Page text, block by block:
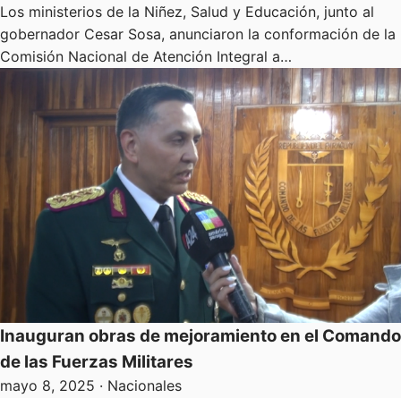
Los ministerios de la Niñez, Salud y Educación, junto al
gobernador Cesar Sosa, anunciaron la conformación de la
Comisión Nacional de Atención Integral a…
Inauguran obras de mejoramiento en el Comando
de las Fuerzas Militares
mayo 8, 2025 · Nacionales